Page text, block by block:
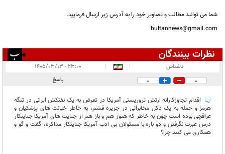
شما می توانید مطالب و تصاویر خود را به آدرس زیر ارسال فرمایید.
bultannews@gmail.com
نظرات بینندگان
در انتظار بررسی:
ناشناس |
|
۲۳:۰۰ - ۱۴۰۵/۰۳/۱۳
0
0 پاسخ
اقدام تجاوزکارانه ارتش تروریستی آمریکا در تعرض به یک نفتکش ایرانی در تنگه
هرمز و حمله به یک دکل مخابراتی در جزیره قشم، به خاطر خیانت های پزشکیان و
عراقچی بوده است چون به خاطر که هنوز هم و باز هم از جنایت های آمریکا جنایتکار
درس عبرت نگرفتن و دو باره با مسئولان بی ادب آمریکا جنایتکار مذاکره، گفت و گو و
همکاری می کنند چرا؟